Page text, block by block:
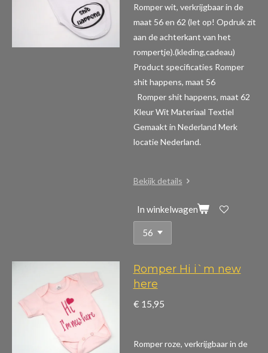
Romper wit, verkrijgbaar in de
maat 56 en 62 (let op! Opdruk zit
aan de achterkant van het
rompertje).(kleding,cadeau)
Product specificaties Romper
shit happens, maat 56
Romper shit happens, maat 62
Kleur Wit Materiaal Textiel
Gemaakt in Nederland Merk
locatie Nederland.
Bekijk details
In winkelwagen
Romper Hi i`m new
here
€ 15,95
Romper roze, verkrijgbaar in de